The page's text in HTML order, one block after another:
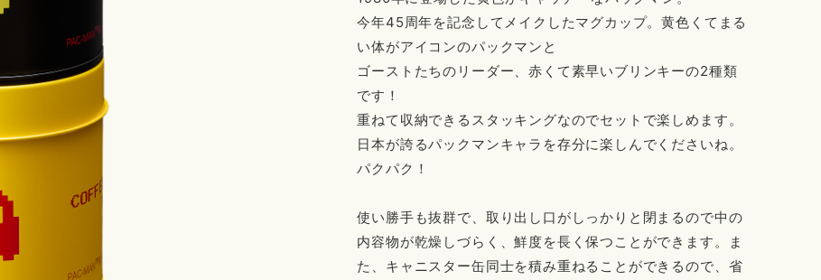
今年45周年を記念してメイクしたマグカップ。黄色くてまる
い体がアイコンのパックマンと
ゴーストたちのリーダー、赤くて素早いブリンキーの2種類
です！
重ねて収納できるスタッキングなのでセットで楽しめます。
日本が誇るパックマンキャラを存分に楽しんでくださいね。
パクパク！
使い勝手も抜群で、取り出し口がしっかりと閉まるので中の
内容物が乾燥しづらく、鮮度を長く保つことができます。ま
た、キャニスター缶同士を積み重ねることができるので、省